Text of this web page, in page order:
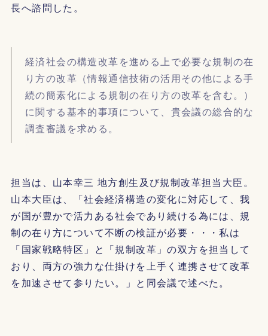
長へ諮問した。
経済社会の構造改革を進める上で必要な規制の在
り方の改革（情報通信技術の活用その他による手
続の簡素化による規制の在り方の改革を含む。）
に関する基本的事項について、貴会議の総合的な
調査審議を求める。
担当は、山本幸三 地方創生及び規制改革担当大臣。
山本大臣は、「社会経済構造の変化に対応して、我
が国が豊かで活力ある社会であり続ける為には、規
制の在り方について不断の検証が必要・・・私は
「国家戦略特区」と「規制改革」の双方を担当して
おり、両方の強力な仕掛けを上手く連携させて改革
を加速させて参りたい。」と同会議で述べた。